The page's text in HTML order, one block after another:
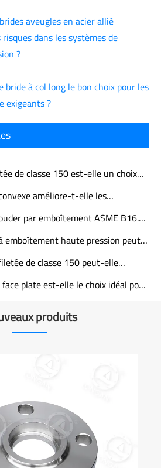
aveugles en acier allié
dans les systèmes de
?
à col long le bon choix pour les
exigeants ?
de classe 150 est-elle un choix
de tuyauterie industrielle
améliore-t-elle les
industrielle et la fiabilité des
par emboîtement ASME B16.5
pour les systèmes de tuyauterie
emboîtement haute pression peut-
et la fiabilité des systèmes de
de classe 150 peut-elle
pipelines et l'efficacité des
plate est-elle le choix idéal pour
produits